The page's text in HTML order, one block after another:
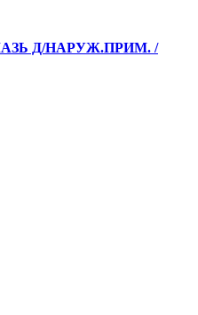
Д/НАРУЖ.ПРИМ. /